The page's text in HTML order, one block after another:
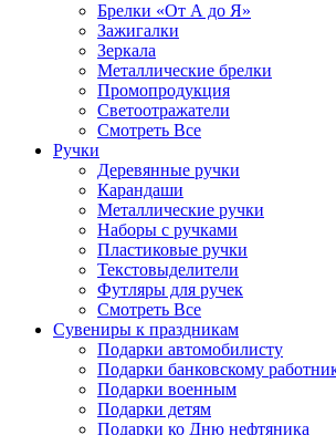
Брелки «От А до Я»
Зажигалки
Зеркала
Металлические брелки
Промопродукция
Светоотражатели
Смотреть Все
Ручки
Деревянные ручки
Карандаши
Металлические ручки
Наборы с ручками
Пластиковые ручки
Текстовыделители
Футляры для ручек
Смотреть Все
Сувениры к праздникам
Подарки автомобилисту
Подарки банковскому
Подарки военным
Подарки детям
Подарки ко Дню нефтяника